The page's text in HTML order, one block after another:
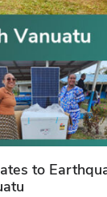
to